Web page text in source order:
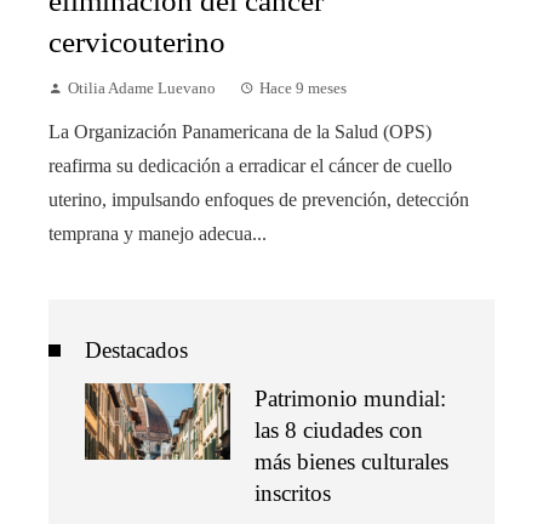
cervicouterino
Otilia Adame Luevano Hace 9 meses
La Organización Panamericana de la Salud (OPS)
reafirma su dedicación a erradicar el cáncer de cuello
uterino, impulsando enfoques de prevención, detección
temprana y manejo adecua...
Destacados
Patrimonio mundial:
las 8 ciudades con
más bienes culturales
inscritos